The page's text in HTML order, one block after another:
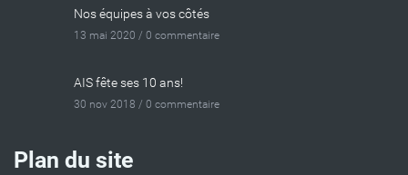
Nos équipes à vos côtés
13 mai 2020 / 0 commentaire
AIS fête ses 10 ans!
30 nov 2018 / 0 commentaire
Plan du site